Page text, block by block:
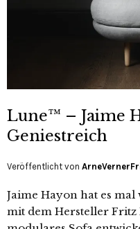
Lune™ – Jaime
Geniestreich
Veröffentlicht von
Jaime Hayon hat es
mit dem Hersteller Fritz